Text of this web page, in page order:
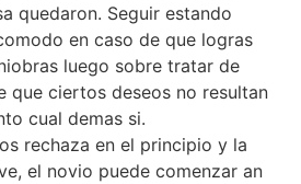
quedaron. Seguir estando
en caso de que logras
luego sobre tratar de
que ciertos deseos no resultan
cual demas si.
rechaza en el principio y la
el novio puede comenzar an